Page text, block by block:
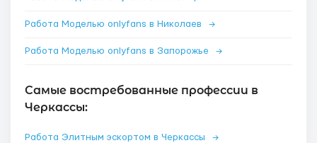
Работа Моделью onlyfans в Николаев →
Работа Моделью onlyfans в Запорожье →
Самые востребованные профессии в
Черкассы:
Работа Элитным эскортом в Черкассы →